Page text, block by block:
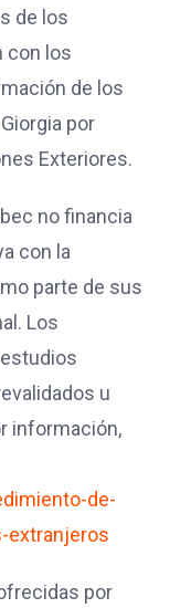
de los
con los
de los
por
Exteriores.
no financia
con la
parte de sus
Los
u
información,
de-
extranjeros
por